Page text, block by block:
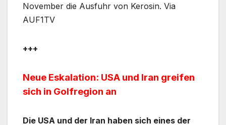
November die Ausfuhr von Kerosin. Via
AUF1TV
+++
Neue Eskalation: USA und Iran greifen
sich in Golfregion an
Die USA und der Iran haben sich eines der